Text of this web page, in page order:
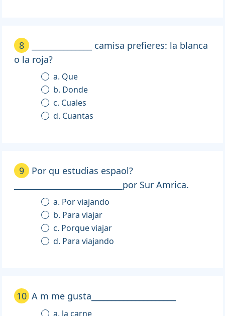
8
_______________ camisa prefieres: la blanca
o la roja?
a. Que
b. Donde
c. Cuales
d. Cuantas
9
Por qu estudias espaol?
___________________________por Sur Amrica.
a. Por viajando
b. Para viajar
c. Porque viajar
d. Para viajando
10 A m me gusta_____________________
a. la carne